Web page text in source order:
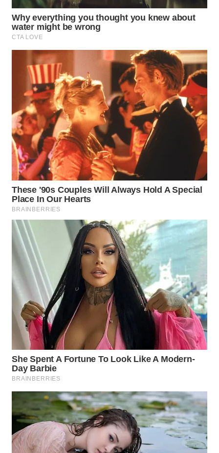
WN
PRIANGAN
TIMUR
WN
SEMARANG
WN
SOLO
WN
BOROBUDUR
WN
MADURA
WN
WN
NATUNA
WN
BINTAN
WN
MANDALIKA
WN
LIKUPANG
LABUANBAJO
WN
BORNEO